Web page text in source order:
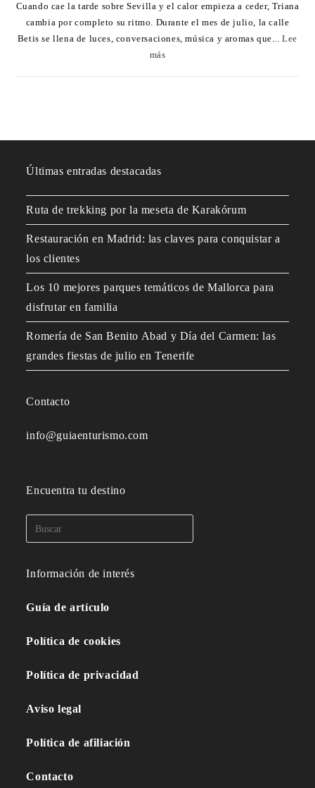
Cuando cae la tarde sobre Sevilla y el calor empieza a ceder, Triana
cambia por completo su ritmo. Durante el mes de julio, la calle
Betis se llena de luces, conversaciones, música y aromas que...Lee
más
Últimas entradas destacadas
Ruta de trekking por la meseta de Karakórum
Restauración en Madrid: las claves para conquistar a
los clientes
Los 10 mejores parques temáticos de Mallorca para
disfrutar en familia
Romería de San Benito Abad y Día del Carmen: las
grandes fiestas de julio en Tenerife
Contacto
info@guiaenturismo.com
Encuentra tu destino
Información de interés
Guía de artículo
Política de cookies
Política de privacidad
Aviso legal
Política de afiliación
Contacto